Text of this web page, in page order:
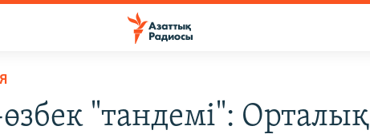
"тандемі": Орталық